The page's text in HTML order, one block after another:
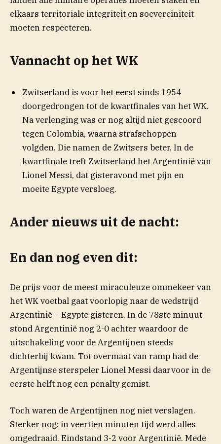
elkaars territoriale integriteit en soevereiniteit
moeten respecteren.
Vannacht op het WK
Zwitserland is voor het eerst sinds 1954
doorgedrongen tot de kwartfinales van het WK.
Na verlenging was er nog altijd niet gescoord
tegen Colombia, waarna strafschoppen
volgden. Die namen de Zwitsers beter. In de
kwartfinale treft Zwitserland het Argentinië van
Lionel Messi, dat gisteravond met pijn en
moeite Egypte versloeg.
Ander nieuws uit de nacht:
En dan nog even dit:
De prijs voor de meest miraculeuze ommekeer van
het WK voetbal gaat voorlopig naar de wedstrijd
Argentinië – Egypte gisteren. In de 78ste minuut
stond Argentinië nog 2-0 achter waardoor de
uitschakeling voor de Argentijnen steeds
dichterbij kwam. Tot overmaat van ramp had de
Argentijnse sterspeler Lionel Messi daarvoor in de
eerste helft nog een penalty gemist.
Toch waren de Argentijnen nog niet verslagen.
Sterker nog: in veertien minuten tijd werd alles
omgedraaid. Eindstand 3-2 voor Argentinië. Mede